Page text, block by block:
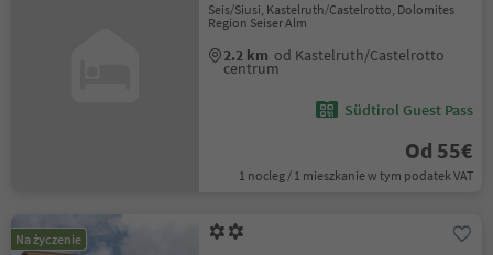
Seis/Siusi, Kastelruth/Castelrotto, Dolomites
Region Seiser Alm
2.2 km od Kastelruth/Castelrotto
centrum
Südtirol Guest Pass
Od 55€
1 nocleg / 1 mieszkanie w tym podatek VAT
Na życzenie